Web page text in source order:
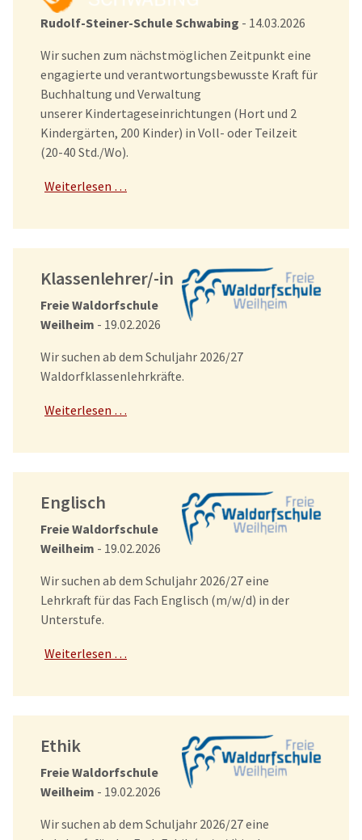
Rudolf-Steiner-Schule Schwabing - 14.03.2026
Wir suchen zum nächstmöglichen Zeitpunkt eine
engagierte und verantwortungsbewusste Kraft für
Buchhaltung und Verwaltung
unserer Kindertageseinrichtungen (Hort und 2
Kindergärten, 200 Kinder) in Voll- oder Teilzeit
(20-40 Std./Wo).
Weiterlesen …
Klassenlehrer/-in
Freie Waldorfschule
Weilheim - 19.02.2026
Wir suchen ab dem Schuljahr 2026/27
Waldorfklassenlehrkräfte.
Weiterlesen …
Englisch
Freie Waldorfschule
Weilheim - 19.02.2026
Wir suchen ab dem Schuljahr 2026/27 eine
Lehrkraft für das Fach Englisch (m/w/d) in der
Unterstufe.
Weiterlesen …
Ethik
Freie Waldorfschule
Weilheim - 19.02.2026
Wir suchen ab dem Schuljahr 2026/27 eine